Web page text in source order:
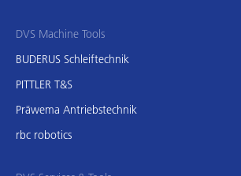
DVS Machine Tools
BUDERUS Schleiftechnik
PITTLER T&S
Präwema Antriebstechnik
rbc robotics